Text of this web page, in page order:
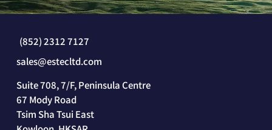
(852) 2312 7127
sales@estecltd.com
Suite 708, 7/F, Peninsula Centre
67 Mody Road
Tsim Sha Tsui East